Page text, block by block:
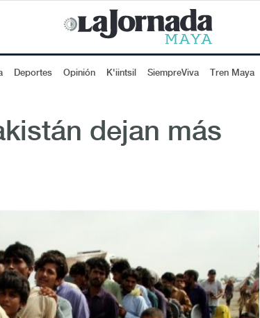
Deportes Opinión K'iintsil SiempreViva Tren Maya
dejan más